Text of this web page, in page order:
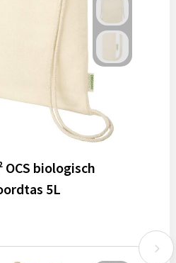
OCS biologisch
5L